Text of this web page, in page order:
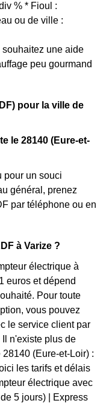
% * Fioul :
ou de ville :
une aide
peu gourmand
pour la ville de
le 28140 (Eure-et-
pour un souci
général, prenez
par téléphone ou en
à Varize ?
électrique à
euros et dépend
Pour toute
vous pouvez
le service client par
n'existe plus de
(Eure-et-Loir) :
les tarifs et délais
électrique avec
5 jours) | Express